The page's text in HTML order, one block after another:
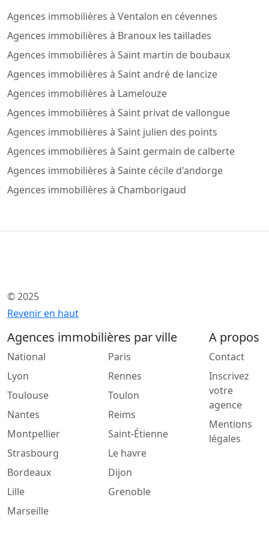
Agences immobilières à Ventalon en cévennes
Agences immobilières à Branoux les taillades
Agences immobilières à Saint martin de boubaux
Agences immobilières à Saint andré de lancize
Agences immobilières à Lamelouze
Agences immobilières à Saint privat de vallongue
Agences immobilières à Saint julien des points
Agences immobilières à Saint germain de calberte
Agences immobilières à Sainte cécile d'andorge
Agences immobilières à Chamborigaud
© 2025
Revenir en haut
Agences immobilières par ville
National
Lyon
Toulouse
Nantes
Montpellier
Strasbourg
Bordeaux
Lille
Marseille
Paris
Rennes
Toulon
Reims
Saint-Étienne
Le havre
Dijon
Grenoble
A propos
Contact
Inscrivez
votre
agence
Mentions
légales